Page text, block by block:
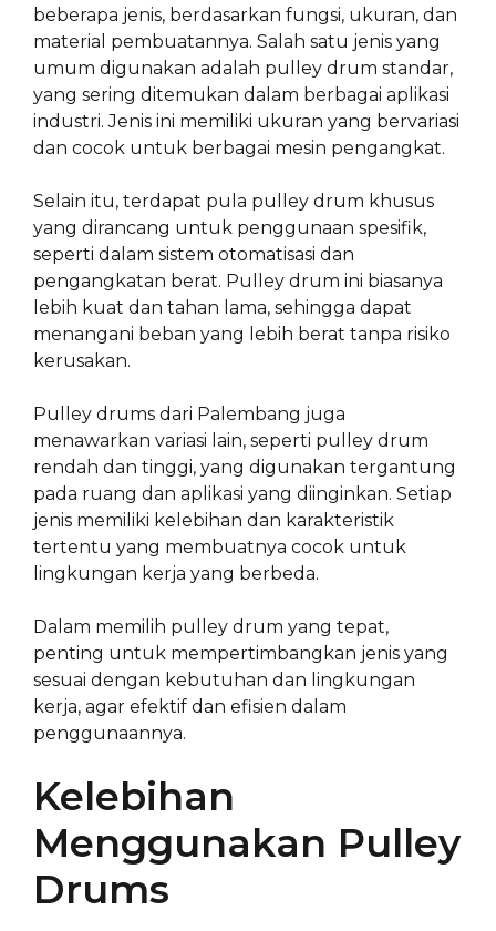
beberapa jenis, berdasarkan fungsi, ukuran, dan
material pembuatannya. Salah satu jenis yang
umum digunakan adalah pulley drum standar,
yang sering ditemukan dalam berbagai aplikasi
industri. Jenis ini memiliki ukuran yang bervariasi
dan cocok untuk berbagai mesin pengangkat.
Selain itu, terdapat pula pulley drum khusus
yang dirancang untuk penggunaan spesifik,
seperti dalam sistem otomatisasi dan
pengangkatan berat. Pulley drum ini biasanya
lebih kuat dan tahan lama, sehingga dapat
menangani beban yang lebih berat tanpa risiko
kerusakan.
Pulley drums dari Palembang juga
menawarkan variasi lain, seperti pulley drum
rendah dan tinggi, yang digunakan tergantung
pada ruang dan aplikasi yang diinginkan. Setiap
jenis memiliki kelebihan dan karakteristik
tertentu yang membuatnya cocok untuk
lingkungan kerja yang berbeda.
Dalam memilih pulley drum yang tepat,
penting untuk mempertimbangkan jenis yang
sesuai dengan kebutuhan dan lingkungan
kerja, agar efektif dan efisien dalam
penggunaannya.
Kelebihan
Menggunakan Pulley
Drums